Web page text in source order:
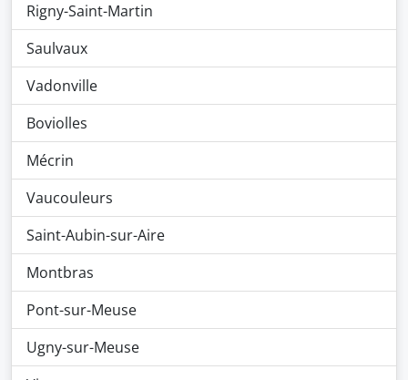
Rigny-Saint-Martin
Saulvaux
Vadonville
Boviolles
Mécrin
Vaucouleurs
Saint-Aubin-sur-Aire
Montbras
Pont-sur-Meuse
Ugny-sur-Meuse